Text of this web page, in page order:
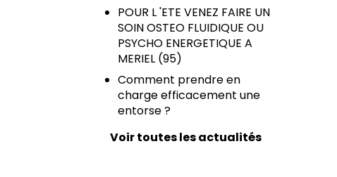
POUR L 'ETE VENEZ FAIRE UN
SOIN OSTEO FLUIDIQUE OU
PSYCHO ENERGETIQUE A
MERIEL (95)
Comment prendre en
charge efficacement une
entorse ?
Voir toutes les actualités